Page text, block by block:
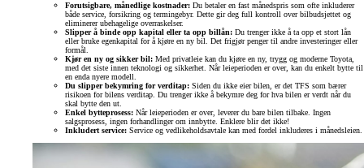
Forutsigbare, månedlige kostnader: Du betaler en fast månedspris som ofte inkluderer
både service, forsikring og termingebyr. Dette gir deg full kontroll over bilbudsjettet og
eliminerer ubehagelige overraskelser.
Slipper å binde opp kapital eller ta opp billån: Du trenger ikke å ta opp et stort lån
eller bruke egenkapital for å kjøre en ny bil. Det frigjør penger til andre investeringer eller
formål.
Kjør en ny og sikker bil: Med privatleie kan du kjøre en ny, trygg og moderne Toyota,
med det siste innen teknologi og sikkerhet. Når leieperioden er over, kan du enkelt bytte til
en enda nyere modell.
Du slipper bekymring for verditap: Siden du ikke eier bilen, er det TFS som bærer
risikoen for bilens verditap. Du trenger ikke å bekymre deg for hva bilen er verdt når du
skal bytte den ut.
Enkel bytteprosess: Når leieperioden er over, leverer du bare bilen tilbake. Ingen
salgsprosess, ingen forhandlinger om innbytte. Enklere blir det ikke!
Inkludert service: Service og vedlikeholdsavtale kan med fordel inkluderes i månedsleien.